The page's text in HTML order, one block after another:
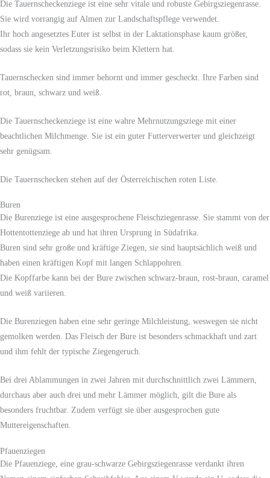
Die Tauernscheckenziege ist eine sehr vitale und robuste Gebirgsziegenrasse.
Sie wird vorrangig auf Almen zur Landschaftspflege verwendet.
Ihr hoch angesetztes Euter ist selbst in der Laktationsphase kaum größer,
sodass sie kein Verletzungsrisiko beim Klettern hat.
Tauernschecken sind immer behornt und immer gescheckt. Ihre Farben sind
rot, braun, schwarz und weiß.
Die Tauernscheckenziege ist eine wahre Mehrnutzungsziege mit einer
beachtlichen Milchmenge. Sie ist ein guter Futterverwerter und gleichzeigt
sehr genügsam.
Die Tauernschecken stehen auf der Österreichischen roten Liste.
Buren
Die Burenziege ist eine ausgesprochene Fleischziegenrasse. Sie stammt von der
Hottentottenziege ab und hat ihren Ursprung in Südafrika.
Buren sind sehr große und kräftige Ziegen, sie sind hauptsächlich weiß und
haben einen kräftigen Kopf mit langen Schlappohren.
Die Kopffarbe kann bei der Bure zwischen schwarz-braun, rost-braun, caramel
und weiß variieren.
Die Burenziegen haben eine sehr geringe Milchleistung, weswegen sie nicht
gemolken werden. Das Fleisch der Bure ist besonders schmackhaft und zart
und ihm fehlt der typische Ziegengeruch.
Bei drei Ablammungen in zwei Jahren mit durchschnittlich zwei Lämmern,
durchaus aber auch drei und mehr Lämmer möglich, gilt die Bure als
besonders fruchtbar. Zudem verfügt sie über ausgesprochen gute
Muttereigenschaften.
Pfauenziegen
Die Pfauenziege, eine grau-schwarze Gebirgsziegenrasse verdankt ihren